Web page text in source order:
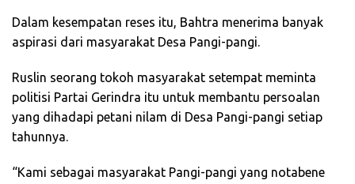
Dalam kesempatan reses itu, Bahtra menerima banyak
aspirasi dari masyarakat Desa Pangi-pangi.
Ruslin seorang tokoh masyarakat setempat meminta
politisi Partai Gerindra itu untuk membantu persoalan
yang dihadapi petani nilam di Desa Pangi-pangi setiap
tahunnya.
“Kami sebagai masyarakat Pangi-pangi yang notabene